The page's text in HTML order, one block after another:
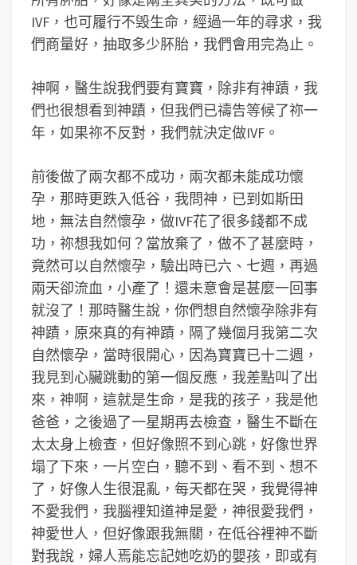
IVF，也可履行不毁生命，經過一年的尋求，我
們商量好，抽取多少肧胎，我們會用完為止。
神啊，醫生說我們要有寶寶，除非有神蹟，我
們也很想看到神蹟，但我們已禱告等候了祢一
年，如果祢不反對，我們就決定做IVF。
前後做了兩次都不成功，兩次都未能成功懷
孕，那時更跌入低谷，我問神，已到如斯田
地，無法自然懷孕，做IVF花了很多錢都不成
功，祢想我如何？當放棄了，做不了甚麼時，
竟然可以自然懷孕，驗出時已六、七週，再過
兩天卻流血，小產了！還未意會是甚麼一回事
就沒了！那時醫生說，你們想自然懷孕除非有
神蹟，原來真的有神蹟，隔了幾個月我第二次
自然懷孕，當時很開心，因為寶寶已十二週，
我見到心臟跳動的第一個反應，我差點叫了出
來，神啊，這就是生命，是我的孩子，我是他
爸爸，之後過了一星期再去檢查，醫生不斷在
太太身上檢查，但好像照不到心跳，好像世界
塌了下來，一片空白，聽不到、看不到、想不
了，好像人生很混亂，每天都在哭，我覺得神
不愛我們，我腦裡知道神是愛，神很愛我們，
神愛世人，但好像跟我無關，在低谷裡神不斷
對我說，婦人焉能忘記她吃奶的嬰孩，即或有